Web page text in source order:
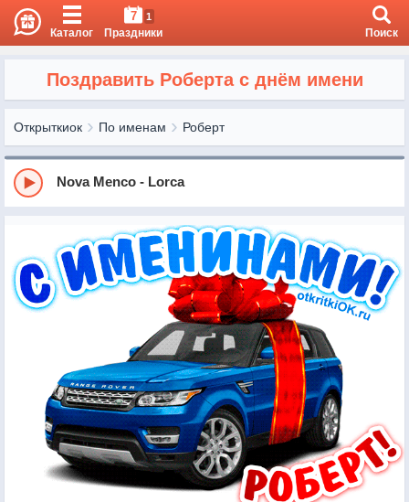
Каталог
7 1
Праздники Поиск
Поздравить Роберта с днём имени
Открыткиок По именам Роберт
Nova Menco - Lorca